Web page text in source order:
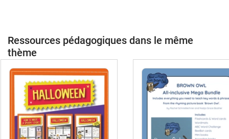
Ressources pédagogiques dans le même
thème